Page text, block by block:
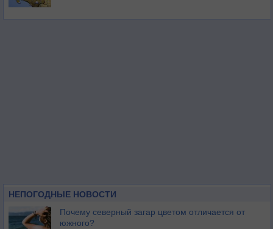
НЕПОГОДНЫЕ НОВОСТИ
Почему северный загар цветом отличается от
южного?